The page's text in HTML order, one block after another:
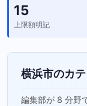
15
上限額明記
横浜市のカ
編集部が 8 分野